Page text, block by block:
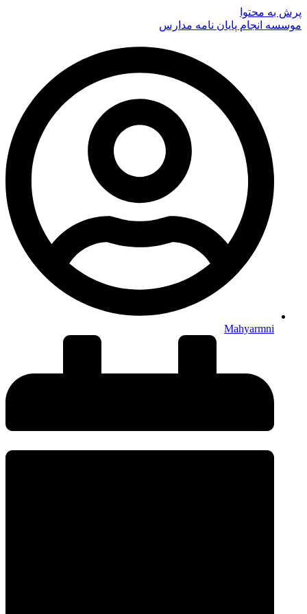
پرش به محتوا
موسسه انجام پایان نامه مدارس
Mahyarmni